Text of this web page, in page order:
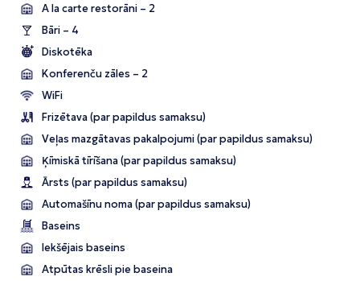
A la carte restorāni – 2
Bāri – 4
Diskotēka
Konferenču zāles – 2
WiFi
Frizētava (par papildus samaksu)
Veļas mazgātavas pakalpojumi (par papildus samaksu)
Ķīmiskā tīrīšana (par papildus samaksu)
Ārsts (par papildus samaksu)
Automašīnu noma (par papildus samaksu)
Baseins
Iekšējais baseins
Atpūtas krēsli pie baseina